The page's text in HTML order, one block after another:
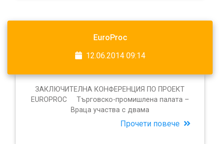
EuroProc
12.06.2014 09:14
ЗАКЛЮЧИТЕЛНА КОНФЕРЕНЦИЯ ПО ПРОЕКТ
EUROPROC Търговско-промишлена палата –
Враца участва с двама
Прочети повече